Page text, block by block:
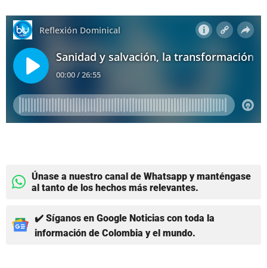
Únase a nuestro canal de Whatsapp y manténgase
al tanto de los hechos más relevantes.
✔️ Síganos en Google Noticias con toda la
información de Colombia y el mundo.